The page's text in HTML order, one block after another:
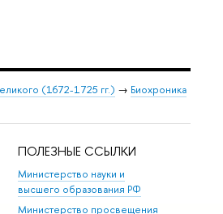
(1672-1725 гг.) → Биохроника
ПОЛЕЗНЫЕ ССЫЛКИ
Министерство науки и
высшего образования РФ
Министерство просвещения